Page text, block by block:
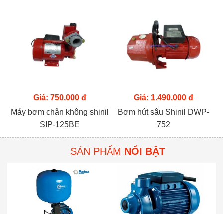
Giá: 750.000 đ
Máy bơm chân không shinil
SIP-125BE
Giá: 1.490.000 đ
Bơm hút sâu Shinil DWP-
752
SẢN PHẨM NỔI BẬT